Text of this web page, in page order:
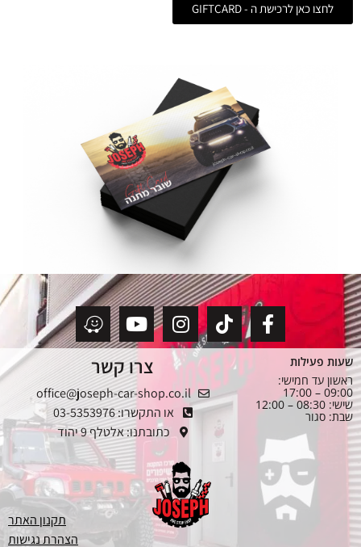
לחצו כאן לרכישת ה - GIFTCARD
שעות פעילות
ראשון עד חמישי:
09:00 – 17:00
שישי: 08:30 – 12:00
שבת: סגור
צרו קשר
office@joseph-car-shop.co.il
או התקשרו: 03-5353976
כתובתנו: אלטלף 9 יהוד
תקנון האתר
הצהרת נגישות